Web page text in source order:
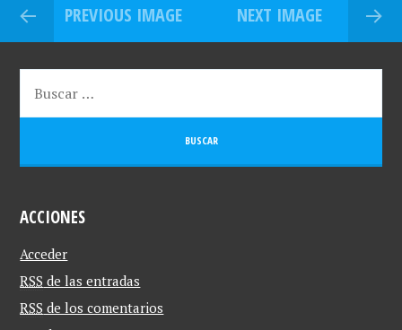
PREVIOUS IMAGE NEXT IMAGE
ACCIONES
Acceder
RSS de las entradas
RSS de los comentarios